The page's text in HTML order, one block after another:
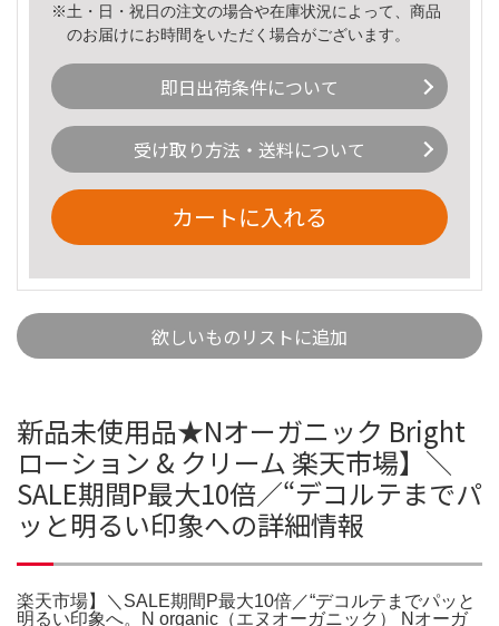
※土・日・祝日の注文の場合や在庫状況によって、商品
のお届けにお時間をいただく場合がございます。
即日出荷条件について
受け取り方法・送料について
カートに入れる
欲しいものリストに追加
新品未使用品★Nオーガニック Bright
ローション & クリーム 楽天市場】＼
SALE期間P最大10倍／“デコルテまでパ
ッと明るい印象への詳細情報
楽天市場】＼SALE期間P最大10倍／“デコルテまでパッと
明るい印象へ。N organic（エヌオーガニック） Nオーガ